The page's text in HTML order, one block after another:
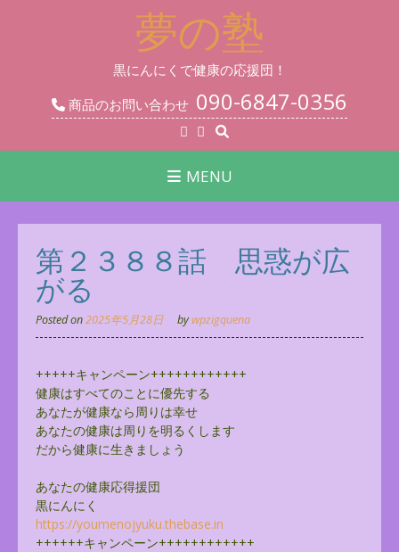
夢の塾
黒にんにくで健康の応援団！
商品のお問い合わせ 090-6847-0356
MENU
第２３８８話 思惑が広
がる
Posted on2025年5月28日 bywpzigquena
+++++キャンペーン++++++++++++
健康はすべてのことに優先する
あなたが健康なら周りは幸せ
あなたの健康は周りを明るくします
だから健康に生きましょう
あなたの健康応得援団
黒にんにく
https://youmenojyuku.thebase.in
++++++キャンペーン++++++++++++